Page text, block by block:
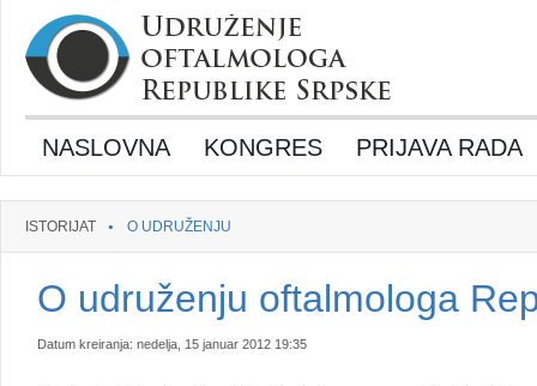
NASLOVNA KONGRES PRIJAVA RADA
ISTORIJAT O UDRUŽENJU
O udruženju oftalmologa
Datum kreiranja: nedelja, 15 januar 2012 19:35